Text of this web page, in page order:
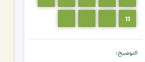
11
التوضيح